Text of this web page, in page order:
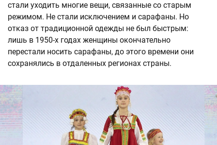
стали уходить многие вещи, связанные со старым
режимом. Не стали исключением и сарафаны. Но
отказ от традиционной одежды не был быстрым:
лишь в 1950-х годах женщины окончательно
перестали носить сарафаны, до этого времени они
сохранялись в отдаленных регионах страны.